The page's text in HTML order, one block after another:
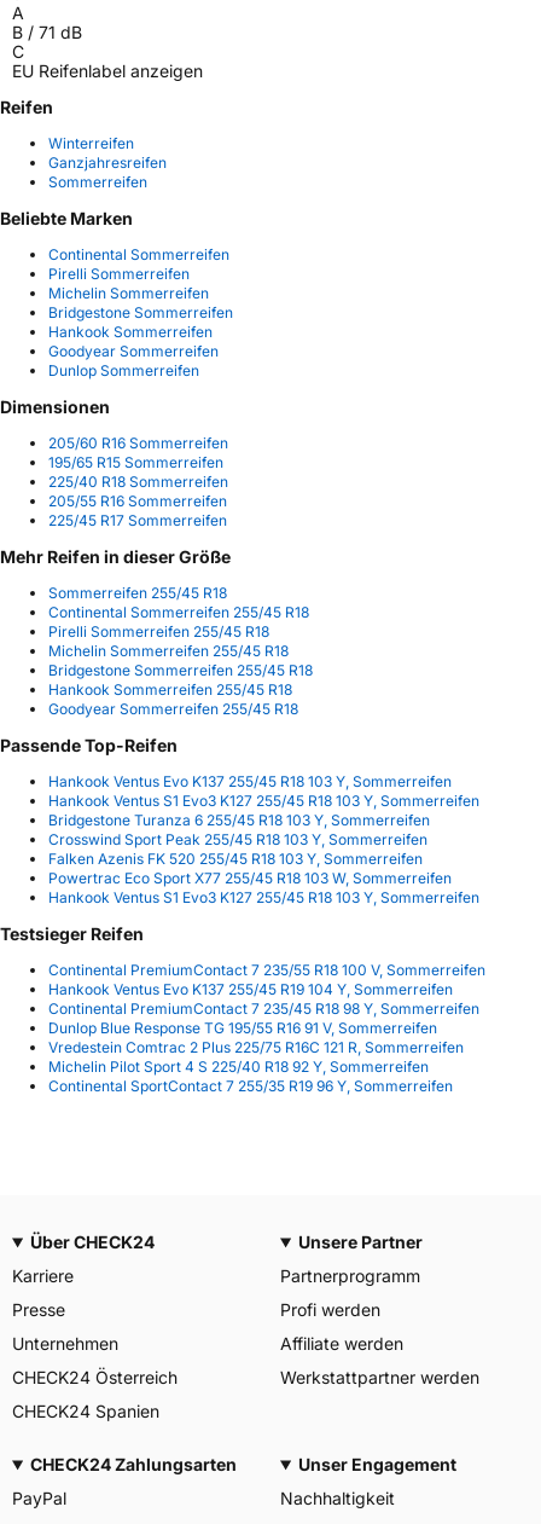
A
B / 71 dB
C
EU Reifenlabel anzeigen
Reifen
Winterreifen
Ganzjahresreifen
Sommerreifen
Beliebte Marken
Continental Sommerreifen
Pirelli Sommerreifen
Michelin Sommerreifen
Bridgestone Sommerreifen
Hankook Sommerreifen
Goodyear Sommerreifen
Dunlop Sommerreifen
Dimensionen
205/60 R16 Sommerreifen
195/65 R15 Sommerreifen
225/40 R18 Sommerreifen
205/55 R16 Sommerreifen
225/45 R17 Sommerreifen
Mehr Reifen in dieser Größe
Sommerreifen 255/45 R18
Continental Sommerreifen 255/45 R18
Pirelli Sommerreifen 255/45 R18
Michelin Sommerreifen 255/45 R18
Bridgestone Sommerreifen 255/45 R18
Hankook Sommerreifen 255/45 R18
Goodyear Sommerreifen 255/45 R18
Passende Top-Reifen
Hankook Ventus Evo K137 255/45 R18 103 Y, Sommerreifen
Hankook Ventus S1 Evo3 K127 255/45 R18 103 Y, Sommerreifen
Bridgestone Turanza 6 255/45 R18 103 Y, Sommerreifen
Crosswind Sport Peak 255/45 R18 103 Y, Sommerreifen
Falken Azenis FK 520 255/45 R18 103 Y, Sommerreifen
Powertrac Eco Sport X77 255/45 R18 103 W, Sommerreifen
Hankook Ventus S1 Evo3 K127 255/45 R18 103 Y, Sommerreifen
Testsieger Reifen
Continental PremiumContact 7 235/55 R18 100 V, Sommerreifen
Hankook Ventus Evo K137 255/45 R19 104 Y, Sommerreifen
Continental PremiumContact 7 235/45 R18 98 Y, Sommerreifen
Dunlop Blue Response TG 195/55 R16 91 V, Sommerreifen
Vredestein Comtrac 2 Plus 225/75 R16C 121 R, Sommerreifen
Michelin Pilot Sport 4 S 225/40 R18 92 Y, Sommerreifen
Continental SportContact 7 255/35 R19 96 Y, Sommerreifen
Über CHECK24
Karriere
Presse
Unternehmen
CHECK24 Österreich
CHECK24 Spanien
Unsere Partner
Partnerprogramm
Profi werden
Affiliate werden
Werkstattpartner werden
CHECK24 Zahlungsarten
PayPal
Unser Engagement
Nachhaltigkeit